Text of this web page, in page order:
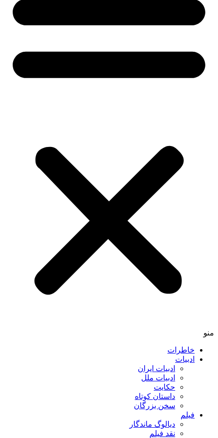
منو
خاطرات
ادبیات
ادبیات ایران
ادبیات ملل
حکایت
داستان کوتاه
سخن بزرگان
فیلم
دیالوگ ماندگار
نقد فیلم